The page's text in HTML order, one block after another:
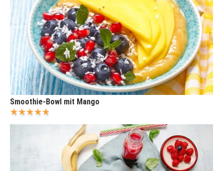
Smoothie-Bowl mit Mango